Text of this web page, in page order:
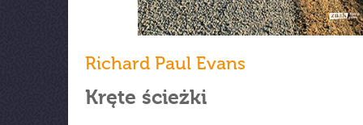
Richard Paul Evans
Kręte ścieżki